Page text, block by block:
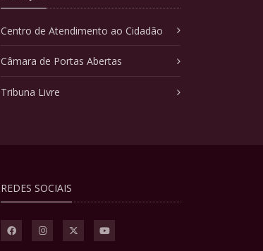
Centro de Atendimento ao Cidadão
Câmara de Portas Abertas
Tribuna Livre
REDES SOCIAIS